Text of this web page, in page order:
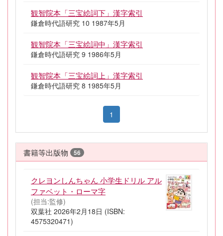
観智院本「三宝絵詞下」漢字索引
鎌倉時代語研究 10 1987年5月
観智院本「三宝絵詞中」漢字索引
鎌倉時代語研究 9 1986年5月
観智院本「三宝絵詞上」漢字索引
鎌倉時代語研究 8 1985年5月
1
書籍等出版物 56
クレヨンしんちゃん 小学生ドリル アル
ファベット・ローマ字
(担当:監修)
双葉社 2026年2月18日 (ISBN:
4575320471)